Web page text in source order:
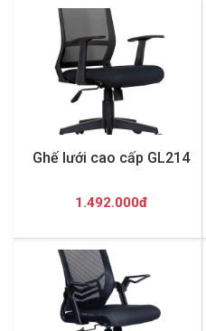
Ghế lưới cao cấp GL214
1.492.000đ